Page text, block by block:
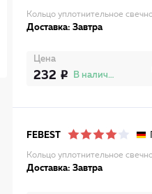
Кольцо уплотнительное
Доставка: Завтра
Цена
232 В наличии
FEBEST
Кольцо уплотнительное
Доставка: Завтра